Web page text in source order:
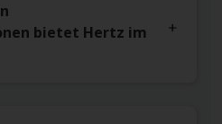
bietet Hertz im